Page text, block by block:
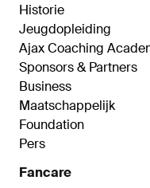
Historie
Jeugdopleiding
Ajax Coaching
Sponsors & Partners
Business
Maatschappelijk
Foundation
Pers
Fancare